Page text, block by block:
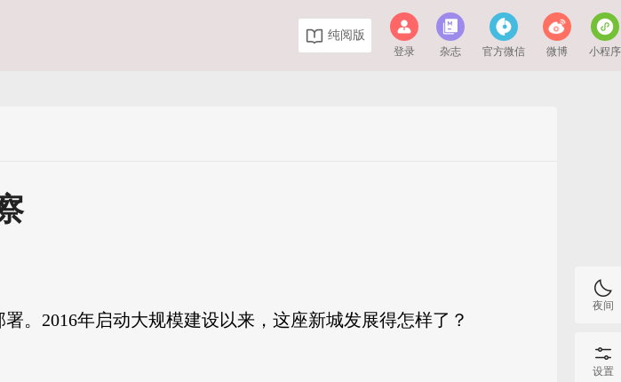
纯阅版
登录 杂志 官方微信 微博 小程序
。2016年启动大规模建设以来，这座新城发展得怎样了？
夜间
设置